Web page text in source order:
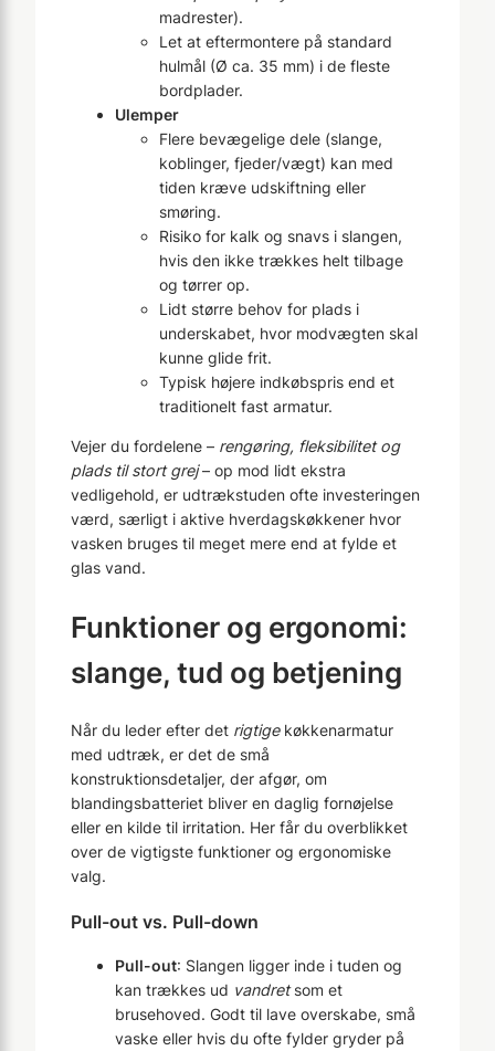
madrester).
Let at eftermontere på standard
hulmål (Ø ca. 35 mm) i de fleste
bordplader.
Ulemper
Flere bevægelige dele (slange,
koblinger, fjeder/vægt) kan med
tiden kræve udskiftning eller
smøring.
Risiko for kalk og snavs i slangen,
hvis den ikke trækkes helt tilbage
og tørrer op.
Lidt større behov for plads i
underskabet, hvor modvægten skal
kunne glide frit.
Typisk højere indkøbspris end et
traditionelt fast armatur.
Vejer du fordelene – rengøring, fleksibilitet og
plads til stort grej– op mod lidt ekstra
vedligehold, er udtrækstuden ofte investeringen
værd, særligt i aktive hverdagskøkkener hvor
vasken bruges til meget mere end at fylde et
glas vand.
Funktioner og ergonomi:
slange, tud og betjening
Når du leder efter det rigtigekøkkenarmatur
med udtræk, er det de små
konstruktionsdetaljer, der afgør, om
blandingsbatteriet bliver en daglig fornøjelse
eller en kilde til irritation. Her får du overblikket
over de vigtigste funktioner og ergonomiske
valg.
Pull-out vs. Pull-down
Pull-out: Slangen ligger inde i tuden og
kan trækkes ud vandretsom et
brusehoved. Godt til lave overskabe, små
vaske eller hvis du ofte fylder gryder på